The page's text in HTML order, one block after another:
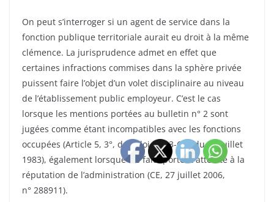
On peut s’interroger si un agent de service dans la
fonction publique territoriale aurait eu droit à la même
clémence. La jurisprudence admet en effet que
certaines infractions commises dans la sphère privée
puissent faire l’objet d’un volet disciplinaire au niveau
de l’établissement public employeur. C’est le cas
lorsque les mentions portées au bulletin n° 2 sont
jugées comme étant incompatibles avec les fonctions
occupées (Article 5, 3°, de la loi n° 83-634 du 13 juillet
1983), également lorsque les faits portent atteinte à la
réputation de l’administration (CE, 27 juillet 2006,
n° 288911).